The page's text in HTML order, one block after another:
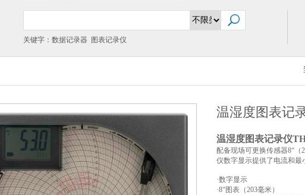
关键字：数据记录器 图表记录仪
温湿度图表记
温湿度图表记录仪
配备现场可更换传感器8“ （
仪数字显示提供了电流和最
·数字显示
·8“图表（203毫米）